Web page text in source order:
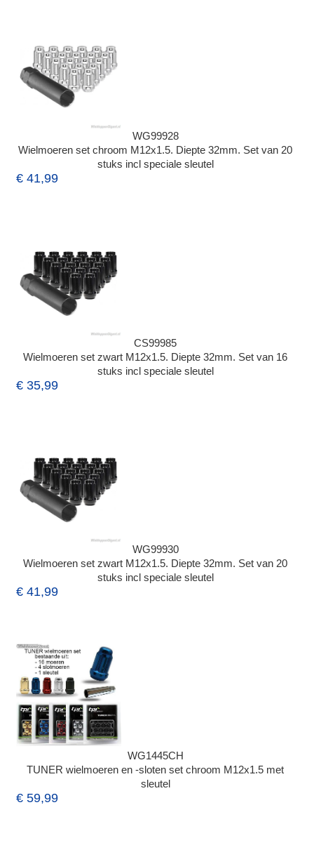
WG99928
Wielmoeren set chroom M12x1.5. Diepte 32mm. Set van 20
stuks incl speciale sleutel
€ 41,99
CS99985
Wielmoeren set zwart M12x1.5. Diepte 32mm. Set van 16
stuks incl speciale sleutel
€ 35,99
WG99930
Wielmoeren set zwart M12x1.5. Diepte 32mm. Set van 20
stuks incl speciale sleutel
€ 41,99
WG1445CH
TUNER wielmoeren en -sloten set chroom M12x1.5 met
sleutel
€ 59,99